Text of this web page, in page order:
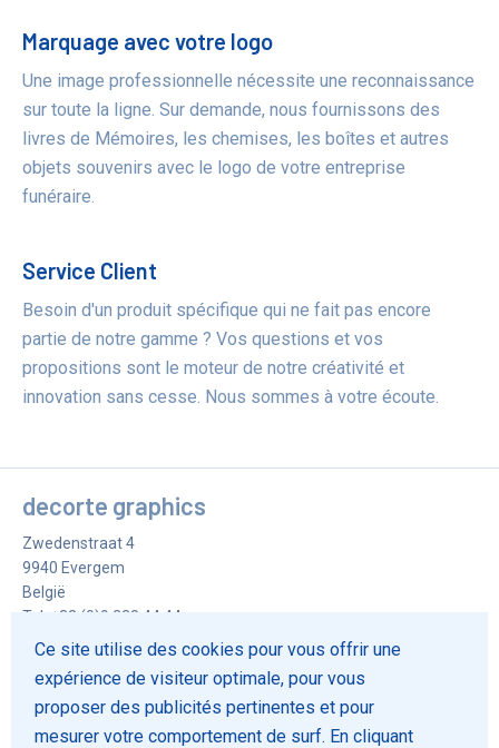
Marquage avec votre logo
Une image professionnelle nécessite une reconnaissance
sur toute la ligne. Sur demande, nous fournissons des
livres de Mémoires, les chemises, les boîtes et autres
objets souvenirs avec le logo de votre entreprise
funéraire.
Service Client
Besoin d'un produit spécifique qui ne fait pas encore
partie de notre gamme ? Vos questions et vos
propositions sont le moteur de notre créativité et
innovation sans cesse. Nous sommes à votre écoute.
decorte graphics
Zwedenstraat 4
9940 Evergem
België
Tel.
+32 (0)9 228 44 44
Fax
+32 (0)9 228 73 32
Loi Cookie
Ce site utilise des cookies pour vous offrir une
expérience de visiteur optimale, pour vous
proposer des publicités pertinentes et pour
mesurer votre comportement de surf. En cliquant